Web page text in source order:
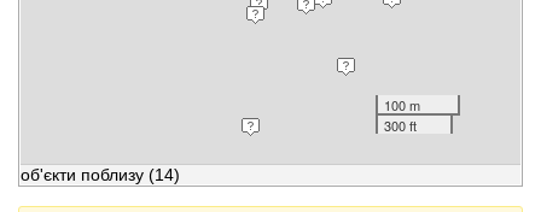
100 m
300 ft
об'єкти поблизу (14)